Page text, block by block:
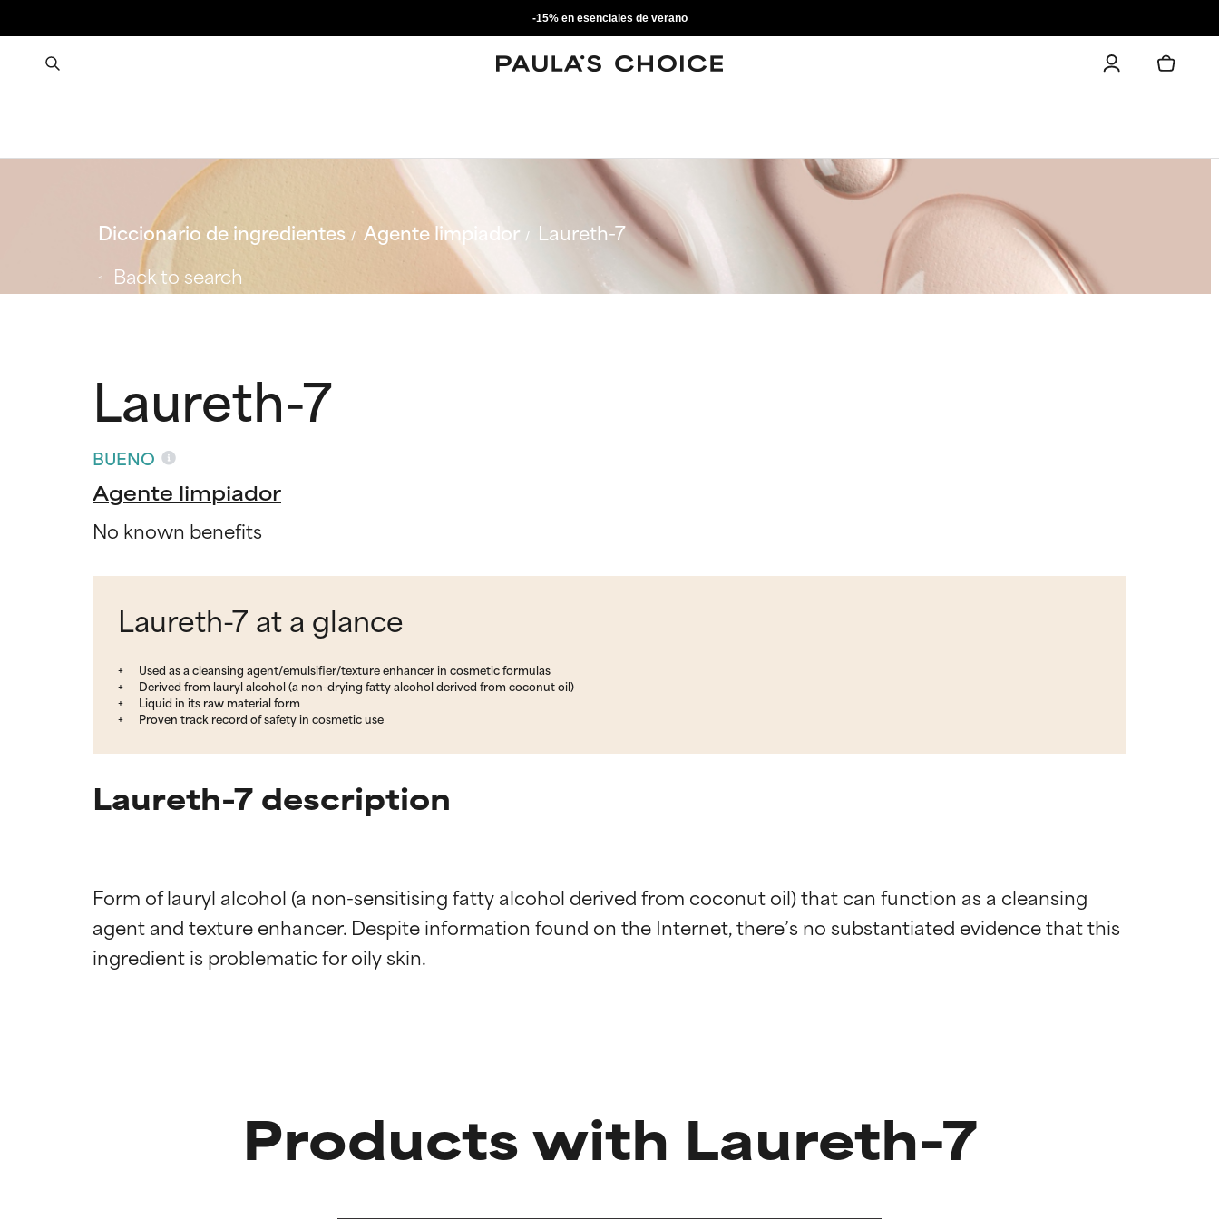
-15% en esenciales de verano
Diccionario de ingredientes Agente limpiador
Laureth-7
Back to search
Laureth-7
BUENO
Agente limpiador
No known benefits
Laureth-7 at a glance
Used as a cleansing agent/emulsifier/texture enhancer in cosmetic formulas
Derived from lauryl alcohol (a non-drying fatty alcohol derived from coconut oil)
Liquid in its raw material form
Proven track record of safety in cosmetic use
Laureth-7 description
Form of lauryl alcohol (a non-sensitising fatty alcohol derived from coconut oil) that can function as a cleansing
agent and texture enhancer. Despite information found on the Internet, there’s no substantiated evidence that this
Products with Laureth-7
EXCELENTE
Ingrediente sobresaliente con beneficios reales para la piel. Su eficacia está demostrada y
EXCELENTE
Ingrediente sobresaliente con beneficios reales para la piel. Su eficacia está demostrada y